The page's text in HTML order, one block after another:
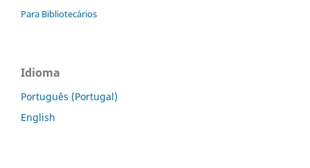
Para Bibliotecários
Idioma
Português (Portugal)
English